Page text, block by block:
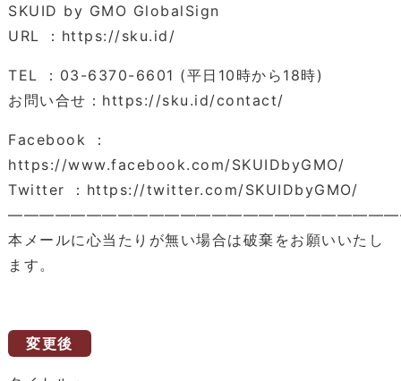
SKUID by GMO GlobalSign
URL ：https://sku.id/
TEL ：03-6370-6601 (平日10時から18時)
お問い合せ：https://sku.id/contact/
Facebook ：
https://www.facebook.com/SKUIDbyGMO/
Twitter ：https://twitter.com/SKUIDbyGMO/
本メールに心当たりが無い場合は破棄をお願いいたし
ます。
変更後